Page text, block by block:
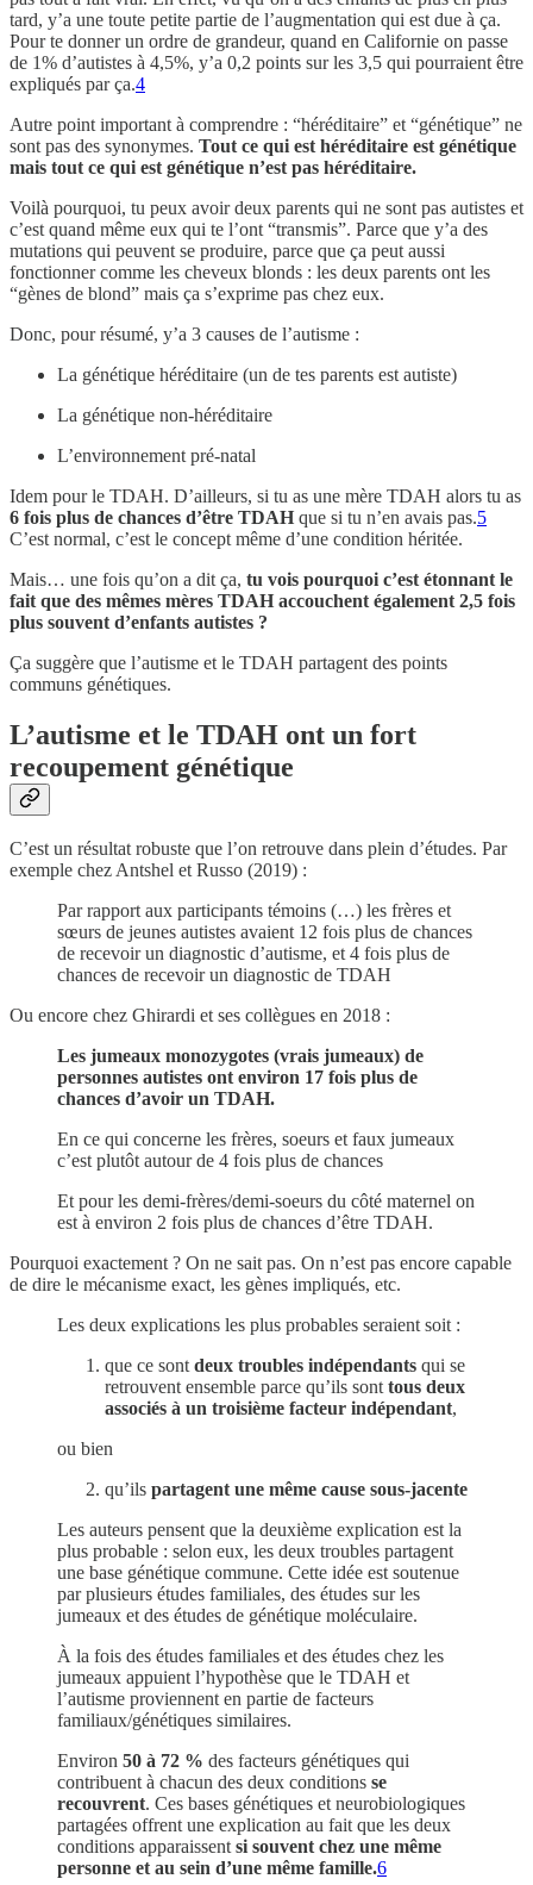
tard, y’a une toute petite partie de l’augmentation qui est due à ça.
Pour te donner un ordre de grandeur, quand en Californie on passe
de 1% d’autistes à 4,5%, y’a 0,2 points sur les 3,5 qui pourraient être
expliqués par ça.4
Autre point important à comprendre : “héréditaire” et “génétique” ne
sont pas des synonymes. Tout ce qui est héréditaire est génétique
mais tout ce qui est génétique n’est pas héréditaire.
Voilà pourquoi, tu peux avoir deux parents qui ne sont pas autistes et
c’est quand même eux qui te l’ont “transmis”. Parce que y’a des
mutations qui peuvent se produire, parce que ça peut aussi
fonctionner comme les cheveux blonds : les deux parents ont les
“gènes de blond” mais ça s’exprime pas chez eux.
Donc, pour résumé, y’a 3 causes de l’autisme :
La génétique héréditaire (un de tes parents est autiste)
La génétique non-héréditaire
L’environnement pré-natal
Idem pour le TDAH. D’ailleurs, si tu as une mère TDAH alors tu as
6 fois plus de chances d’être TDAH que si tu n’en avais pas.5
C’est normal, c’est le concept même d’une condition héritée.
Mais… une fois qu’on a dit ça, tu vois pourquoi c’est étonnant le
fait que des mêmes mères TDAH accouchent également 2,5 fois
plus souvent d’enfants autistes ?
Ça suggère que l’autisme et le TDAH partagent des points
communs génétiques.
L’autisme et le TDAH ont un fort
recoupement génétique
C’est un résultat robuste que l’on retrouve dans plein d’études. Par
exemple chez Antshel et Russo (2019) :
Par rapport aux participants témoins (…) les frères et
sœurs de jeunes autistes avaient 12 fois plus de chances
de recevoir un diagnostic d’autisme, et 4 fois plus de
chances de recevoir un diagnostic de TDAH
Ou encore chez Ghirardi et ses collègues en 2018 :
Les jumeaux monozygotes (vrais jumeaux) de
personnes autistes ont environ 17 fois plus de
chances d’avoir un TDAH.
En ce qui concerne les frères, soeurs et faux jumeaux
c’est plutôt autour de 4 fois plus de chances
Et pour les demi-frères/demi-soeurs du côté maternel on
est à environ 2 fois plus de chances d’être TDAH.
Pourquoi exactement ? On ne sait pas. On n’est pas encore capable
de dire le mécanisme exact, les gènes impliqués, etc.
Les deux explications les plus probables seraient soit :
que ce sontdeux troubles indépendants qui se
retrouvent ensemble parce qu’ils sonttous deux
associés à un troisième facteur indépendant,
ou bien
qu’ils partagent une même cause sous-jacente
Les auteurs pensent que la deuxième explication est la
plus probable : selon eux, les deux troubles partagent
une base génétique commune. Cette idée est soutenue
par plusieurs études familiales, des études sur les
jumeaux et des études de génétique moléculaire.
À la fois des études familiales et des études chez les
jumeaux appuient l’hypothèse que le TDAH et
l’autisme proviennent en partie de facteurs
familiaux/génétiques similaires.
Environ 50 à 72 % des facteurs génétiques qui
contribuent à chacun des deux conditions se
recouvrent. Ces bases génétiques et neurobiologiques
partagées offrent une explication au fait que les deux
conditions apparaissentsi souvent chez une même
personne et au sein d’une même famille.6